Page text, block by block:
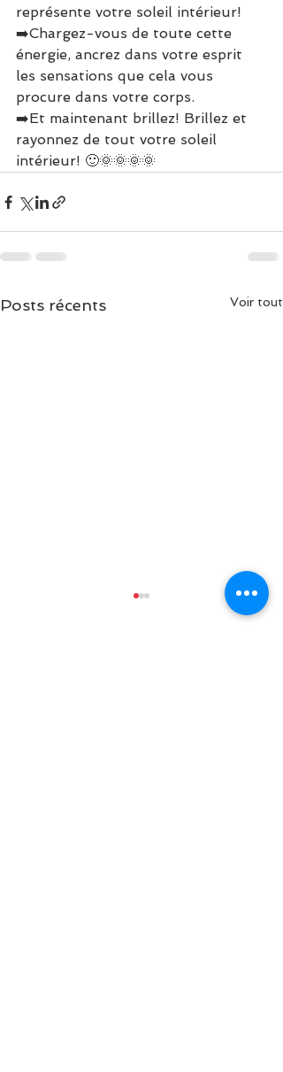
représente votre soleil intérieur!
➡️Chargez-vous de toute cette
énergie, ancrez dans votre esprit
les sensations que cela vous
procure dans votre corps.
➡️Et maintenant brillez! Brillez et
rayonnez de tout votre soleil
intérieur! 🙂🌞🌞🌞🌞
Posts récents Voir tout